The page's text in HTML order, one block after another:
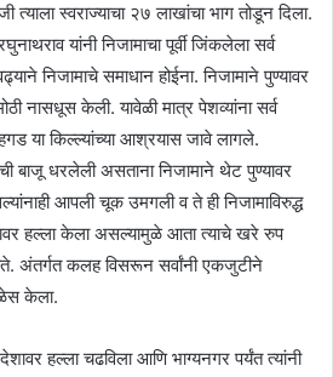
त्याला स्वराज्याचा २७ लाखांचा भाग तोडून दिला.
यांनी निजामाचा पूर्वी जिंकलेला सर्व
निजामाचे समाधान होईना. निजामाने पुण्यावर
नासधूस केली. यावेळी मात्र पेशव्यांना सर्व
या किल्ल्यांच्या आश्रयास जावे लागले.
बाजू धरलेली असताना निजामाने थेट पुण्यावर
आपली चूक उमगली व ते ही निजामाविरुद्ध
हल्ला केला असल्यामुळे आता त्याचे खरे रुप
अंतर्गत कलह विसरून सर्वांनी एकजुटीने
केला.
हल्ला चढविला आणि भाग्यनगर पर्यंत त्यांनी